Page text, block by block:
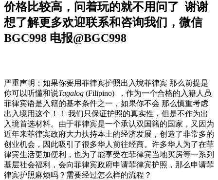
价格比较高，问着玩的就不用问了 谢谢
想了解更多欢迎联系和咨询我们，微信
BGC998 电报@BGC998
严重声明：如果你要用菲律宾护照出入境菲律宾 那么前提是
你可以听懂和说Tagalog (Filipino) ，作为一个合格的入籍人员
菲律宾语是入籍的基本条件之一，如果你不会 那么慎重考虑
出入境用这个！！ 我们只保证护照的真实性，但是不作为出
入境首选材料。由于菲律宾是一个承认双国籍的国家，又因为
近年来菲律宾政府大力扶持本土的经济发展，创造了非常多的
创业机会，因此吸引了很多华人前往经商。许多华人为了在菲
律宾生活更加便利，也为了能享受在菲律宾当地买房等一系列
基层社会福利，会向菲律宾政府申请菲律宾护照，那么申请菲
律宾护照麻烦吗？需要经过怎么样的流程？